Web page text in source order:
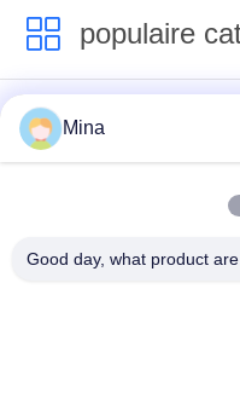
populaire
Het ceramische Parel
Vernietigen
Mina
Good day, what product